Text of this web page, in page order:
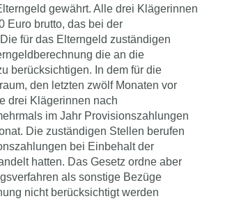
gewährt. Alle drei Klägerinnen
Euro brutto, das bei der
für das Elterngeld zuständigen
die an die
berücksichtigen. In dem für die
den letzten zwölf Monaten vor
drei Klägerinnen nach
im Jahr Provisionszahlungen
Die zuständigen Stellen berufen
bei Einbehalt der
hatten. Das Gesetz ordne aber
als sonstige Bezüge
nicht berücksichtigt werden